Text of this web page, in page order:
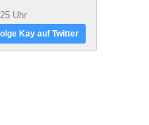
Uhr
Kay auf Twitter